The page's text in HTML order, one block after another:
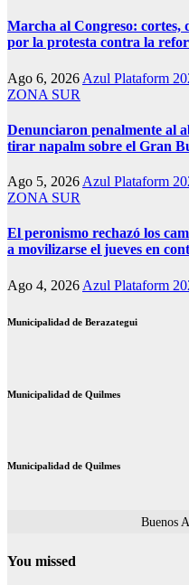
Marcha al Congreso: cortes,
por la protesta contra la
Ago 6, 2026 Azul Plataform
ZONA SUR
Denunciaron penalmente al
tirar napalm sobre el Gran
Ago 5, 2026 Azul Plataform
ZONA SUR
El peronismo rechazó los
a movilizarse el jueves en
Ago 4, 2026 Azul Plataform
Municipalidad de Berazategui
Municipalidad de Quilmes
Municipalidad de Quilmes
Buenos
You missed